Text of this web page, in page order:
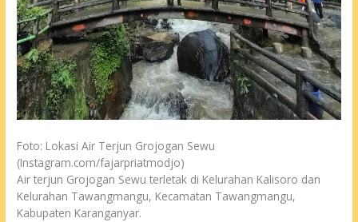
Foto: Lokasi Air Terjun Grojogan Sewu
(Instagram.com/fajarpriatmodjo)
Air terjun Grojogan Sewu terletak di Kelurahan Kalisoro dan
Kelurahan Tawangmangu, Kecamatan Tawangmangu,
Kabupaten Karanganyar.